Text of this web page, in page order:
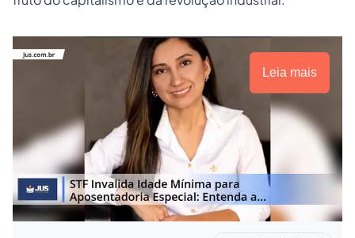
Leia mais